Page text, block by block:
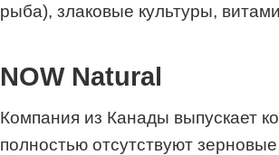
рыба), злаковые культуры,
NOW Natural
Компания из Канады выпускает
полностью отсутствуют